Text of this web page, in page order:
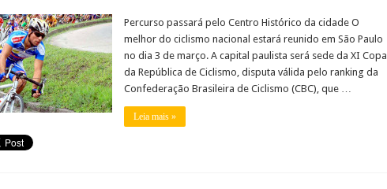
Percurso passará pelo Centro Histórico da cidade O
melhor do ciclismo nacional estará reunido em São Paulo
no dia 3 de março. A capital paulista será sede da XI Copa
da República de Ciclismo, disputa válida pelo ranking da
Confederação Brasileira de Ciclismo (CBC), que …
Leia mais »